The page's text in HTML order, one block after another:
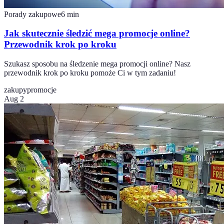
Porady zakupowe6 min
Jak skutecznie śledzić mega promocje online?
Przewodnik krok po kroku
Szukasz sposobu na śledzenie mega promocji online? Nasz
przewodnik krok po kroku pomoże Ci w tym zadaniu!
zakupypromocje
Aug 2